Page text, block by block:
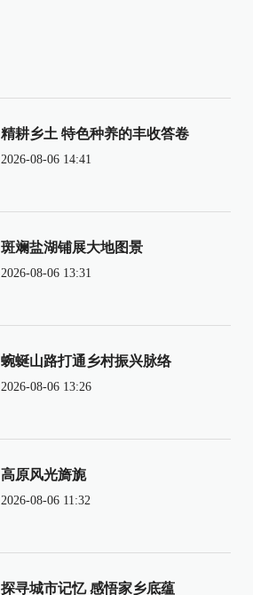
精耕乡土 特色种养的丰收答卷
2026-08-06 14:41
斑斓盐湖铺展大地图景
2026-08-06 13:31
蜿蜒山路打通乡村振兴脉络
2026-08-06 13:26
高原风光旖旎
2026-08-06 11:32
探寻城市记忆 感悟家乡底蕴